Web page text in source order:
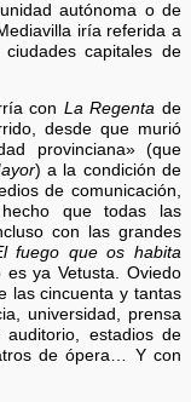
autónoma o de
iría referida a
capitales de
con La Regenta de
desde que murió
provinciana» (que
) a la condición de
de comunicación,
que todas las
con las grandes
fuego que os habita
ya Vetusta. Oviedo
las cincuenta y tantas
universidad, prensa
auditorio, estadios de
de ópera… Y con